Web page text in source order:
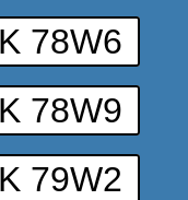
78W6
78W9
79W2